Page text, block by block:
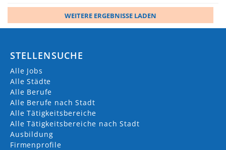
WEITERE ERGEBNISSE LADEN
STELLENSUCHE
Alle Jobs
Alle Städte
Alle Berufe
Alle Berufe nach Stadt
Alle Tätigkeitsbereiche
Alle Tätigkeitsbereiche nach Stadt
Ausbildung
Firmenprofile